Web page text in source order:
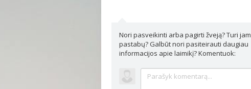
Nori pasveikinti arba pagirti žveją? Turi jam
pastabų? Galbūt nori pasiteirauti daugiau
informacijos apie laimikį? Komentuok: